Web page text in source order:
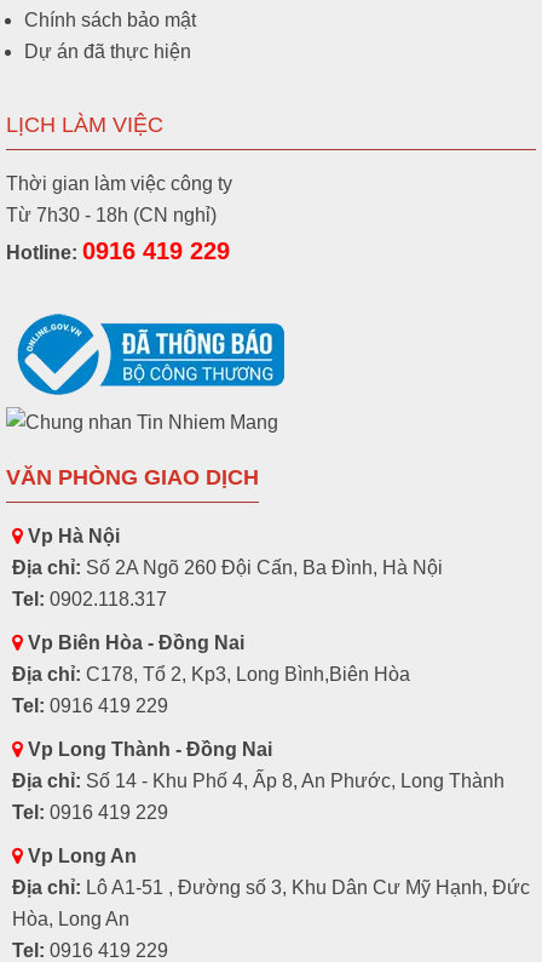
Chính sách bảo mật
Dự án đã thực hiện
LỊCH LÀM VIỆC
Thời gian làm việc công ty
Từ 7h30 - 18h (CN nghỉ)
Hotline: 0916 419 229
VĂN PHÒNG GIAO DỊCH
Vp Hà Nội
Địa chỉ: Số 2A Ngõ 260 Đội Cấn, Ba Đình, Hà Nội
Tel: 0902.118.317
Vp Biên Hòa - Đồng Nai
Địa chỉ: C178, Tổ 2, Kp3, Long Bình,Biên Hòa
Tel: 0916 419 229
Vp Long Thành - Đồng Nai
Địa chỉ: Số 14 - Khu Phố 4, Ấp 8, An Phước, Long Thành
Tel: 0916 419 229
Vp Long An
Địa chỉ: Lô A1-51 , Đường số 3, Khu Dân Cư Mỹ Hạnh, Đức
Hòa, Long An
Tel: 0916 419 229